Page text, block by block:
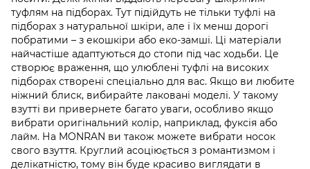
туфлям на підборах. Тут підійдуть не тільки туфлі на
підборах з натуральної шкіри, але і їх менш дорогі
побратими – з екошкіри або еко-замші. Ці матеріали
найчастіше адаптуються до стопи під час ходьби. Це
створює враження, що улюблені туфлі на високих
підборах створені спеціально для вас. Якщо ви любите
ніжний блиск, вибирайте лаковані моделі. У такому
взутті ви привернете багато уваги, особливо якщо
вибрати оригінальний колір, наприклад, фуксія або
лайм. На MONRAN ви також можете вибрати носок
свого взуття. Круглий асоціюється з романтизмом і
делікатністю, тому він буде красиво виглядати в